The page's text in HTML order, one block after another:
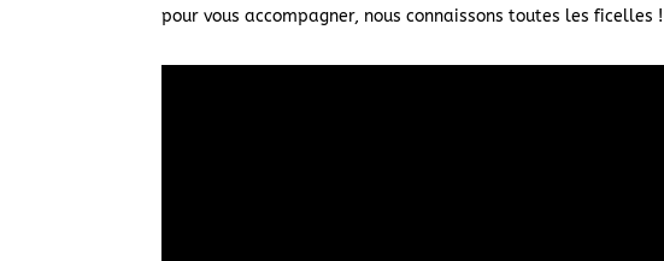
pour vous accompagner, nous connaissons toutes les ficelles !